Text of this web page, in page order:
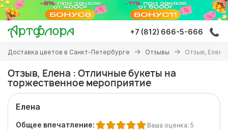
Перейти
основному
содержанию
+7 (812) 666-5-666
Вы
здесь
Доставка цветов в Санкт-Петербурге Отзывы Отзыв,
Отзыв, Елена : Отличные букеты на
торжественное мероприятие
Елена
Общее впечатление: Ваша оценка: 5